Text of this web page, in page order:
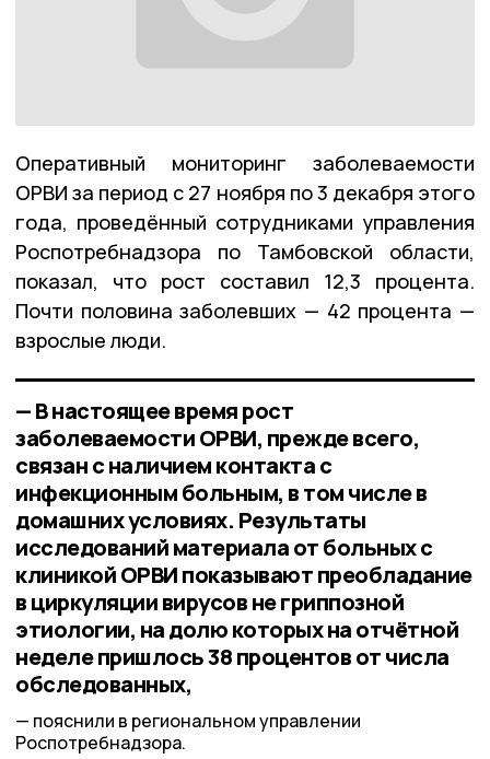
Оперативный мониторинг заболеваемости
ОРВИ за период с 27 ноября по 3 декабря этого
года, проведённый сотрудниками управления
Роспотребнадзора по Тамбовской области,
показал, что рост составил 12,3 процента.
Почти половина заболевших — 42 процента —
взрослые люди.
— В настоящее время рост
заболеваемости ОРВИ, прежде всего,
связан с наличием контакта с
инфекционным больным, в том числе в
домашних условиях. Результаты
исследований материала от больных с
клиникой ОРВИ показывают преобладание
в циркуляции вирусов не гриппозной
этиологии, на долю которых на отчётной
неделе пришлось 38 процентов от числа
обследованных,
пояснили в региональном управлении
Роспотребнадзора.